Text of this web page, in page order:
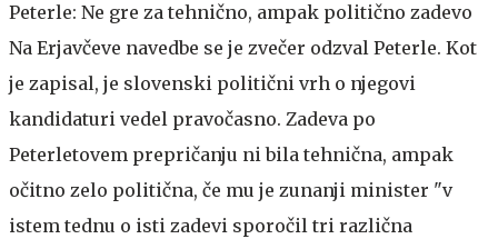
Peterle: Ne gre za tehnično, ampak politično zadevo
Na Erjavčeve navedbe se je zvečer odzval Peterle. Kot
je zapisal, je slovenski politični vrh o njegovi
kandidaturi vedel pravočasno. Zadeva po
Peterletovem prepričanju ni bila tehnična, ampak
očitno zelo politična, če mu je zunanji minister "v
istem tednu o isti zadevi sporočil tri različna